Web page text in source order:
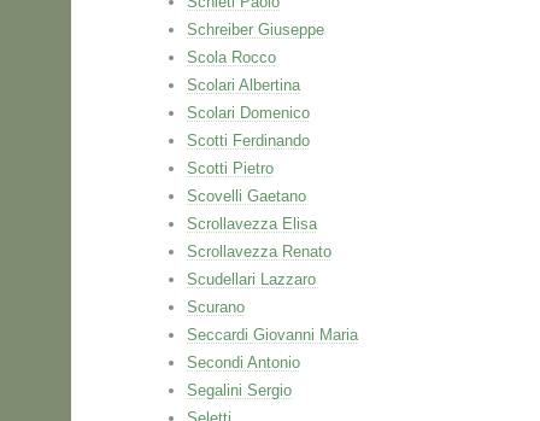
Schreiber Giuseppe
Scola Rocco
Scolari Albertina
Scolari Domenico
Scotti Ferdinando
Scotti Pietro
Scovelli Gaetano
Scrollavezza Elisa
Scrollavezza Renato
Scudellari Lazzaro
Scurano
Seccardi Giovanni Maria
Secondi Antonio
Segalini Sergio